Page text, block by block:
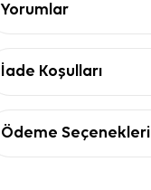
Yorumlar
İade Koşulları
Ödeme Seçenekleri